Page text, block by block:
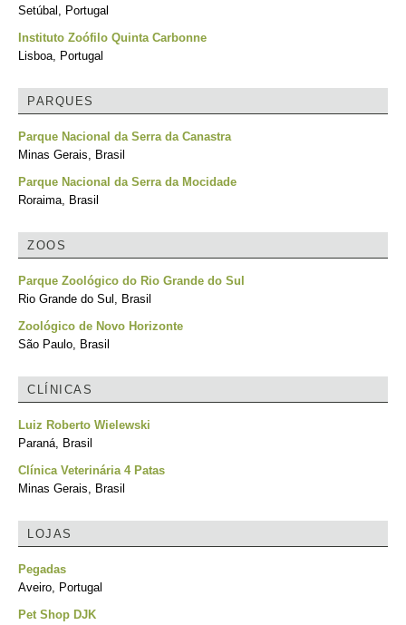
Setúbal, Portugal
Instituto Zoófilo Quinta Carbonne
Lisboa, Portugal
PARQUES
Parque Nacional da Serra da Canastra
Minas Gerais, Brasil
Parque Nacional da Serra da Mocidade
Roraima, Brasil
ZOOS
Parque Zoológico do Rio Grande do Sul
Rio Grande do Sul, Brasil
Zoológico de Novo Horizonte
São Paulo, Brasil
CLÍNICAS
Luiz Roberto Wielewski
Paraná, Brasil
Clínica Veterinária 4 Patas
Minas Gerais, Brasil
LOJAS
Pegadas
Aveiro, Portugal
Pet Shop DJK